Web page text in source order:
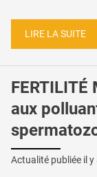
LIRE LA SUITE
FERTILITÉ
aux
Actualité publiée il y